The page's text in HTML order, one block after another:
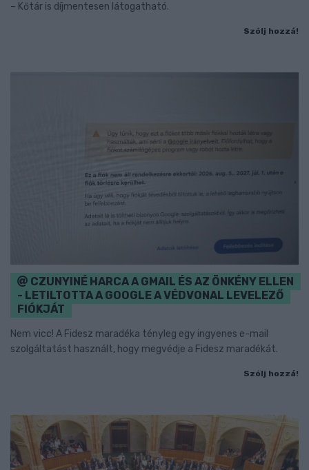
– Kőtár is díjmentesen látogatható.
Szólj hozzá!
CZUNYINÉ HARCA A GMAIL ÉS AZ ÖNKÉNY ELLEN
- LETILTOTTA A GOOGLE A VÉDVONAL LEVELEZŐ
FIÓKJÁT
Nem vicc! A Fidesz maradéka tényleg egy ingyenes e-mail
szolgáltatást használt, hogy megvédje a Fidesz maradékát.
Szólj hozzá!